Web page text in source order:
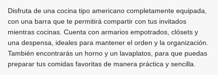
Disfruta de una cocina tipo americano completamente equipada,
con una barra que te permitirá compartir con tus invitados
mientras cocinas. Cuenta con armarios empotrados, clósets y
una despensa, ideales para mantener el orden y la organización.
También encontrarás un horno y un lavaplatos, para que puedas
preparar tus comidas favoritas de manera práctica y sencilla.